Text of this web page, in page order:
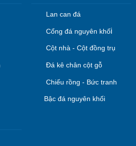
Lan can đá
Cổng đá nguyên khối
Cột nhà - Cột đồng trụ
Đá kê chân cột gỗ
Chiếu rồng - Bức tranh
Bậc đá nguyên khối